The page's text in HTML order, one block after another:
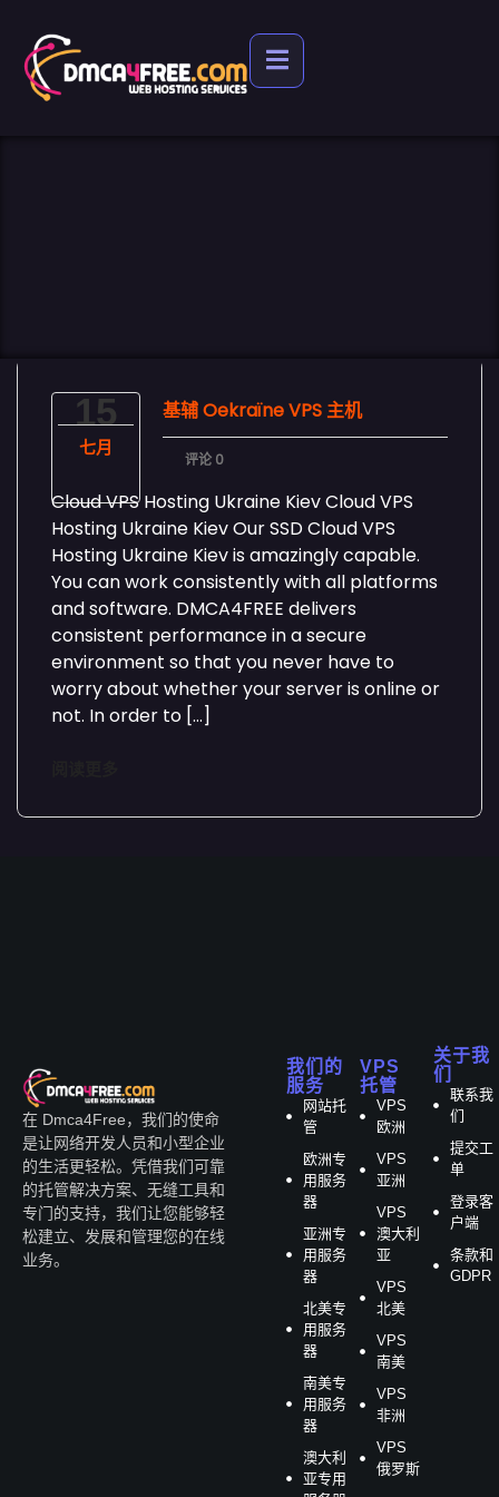
15
七月
基辅 Oekraïne VPS 主机
评论 0
Cloud VPS Hosting Ukraine Kiev Cloud VPS
Hosting Ukraine Kiev Our SSD Cloud VPS
Hosting Ukraine Kiev is amazingly capable.
You can work consistently with all platforms
and software. DMCA4FREE delivers
consistent performance in a secure
environment so that you never have to
worry about whether your server is online or
not. In order to […]
在 Dmca4Free，我们的使命
是让网络开发人员和小型企业
的生活更轻松。凭借我们可靠
的托管解决方案、无缝工具和
专门的支持，我们让您能够轻
松建立、发展和管理您的在线
业务。
我们的
服务
网站托
管
欧洲专
用服务
器
亚洲专
用服务
器
北美专
用服务
器
南美专
用服务
器
澳大利
亚专用
VPS
托管
VPS
欧洲
VPS
亚洲
VPS
澳大利
亚
VPS
北美
VPS
南美
VPS
非洲
VPS
俄罗斯
关于我
们
联系我
们
提交工
单
登录客
户端
条款和
GDPR